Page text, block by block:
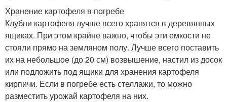
Хранение картофеля в погребе
Клубни картофеля лучше всего хранятся в деревянных
ящиках. При этом крайне важно, чтобы эти емкости не
стояли прямо на земляном полу. Лучше всего поставить
их на небольшое (до 20 см) возвышение, настил из досок
или подложить под ящики для хранения картофеля
кирпичи. Если в погребе есть стеллажи, то можно
разместить урожай картофеля на них.